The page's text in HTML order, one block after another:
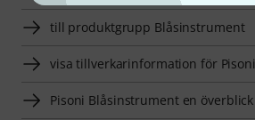
till produktgrupp Blåsinstrument
visa tillverkarinformation för Pisoni
Pisoni Blåsinstrument en överblick